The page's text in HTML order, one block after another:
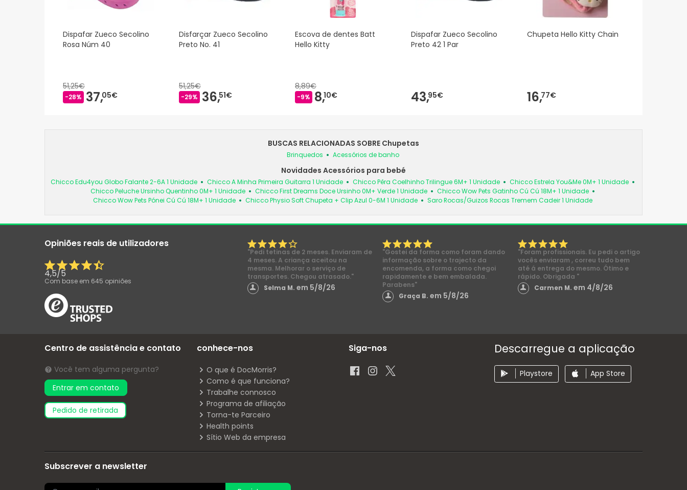
Dispafar Zueco Secolino
Rosa Núm 40
51,25€
-28% 37,05€
Disfarçar Zueco Secolino
Preto No. 41
51,25€
-29% 36,51€
Escova de dentes Batt
Hello Kitty
8,89€
-9% 8,10€
Dispafar Zueco Secolino
Preto 42 1 Par
43,95€
Chupeta Hello Kitty Chain
16,77€
BUSCAS RELACIONADAS SOBRE Chupetas
Brinquedos Acessórios de banho
Novidades Acessórios para bebé
Chicco Edu4you Globo Falante 2-6A 1 Unidade Chicco A Minha Primeira Guitarra 1 Unidade Chicco Pêra Coelhinho Trilingue 6M+ 1 Unidade
Chicco Estrela You&Me 0M+ 1 Unidade
Chicco Peluche Ursinho Quentinho 0M+ 1 Unidade
Chicco First Dreams Doce Ursinho 0M+ Verde 1 Unidade
Chicco Wow Pets Gatinho Cú Cú 18M+ 1 Unidade
Chicco Wow Pets Pónei Cú Cú 18M+ 1 Unidade
Chicco Physio Soft Chupeta + Clip Azul 0-6M 1 Unidade Saro Rocas/Guizos Rocas Tremem Cadeir 1 Unidade
Opiniões reais de utilizadores
4,5/5
Com base em 645 opiniões
"Pedi tetinas de 2 meses. Enviaram de
4 meses. A criança aceitou na
mesma. Melhorar o serviço de
transportes. Chegou atrasado."
Selma M. em 5/8/26
"Gostei da forma como foram dando
informação sobre o trajecto da
encomenda, a forma como chegoi
rapidamente e bem embalada.
Parabens"
Graça B.em 5/8/26
"Foram profissionais. Eu pedi o artigo
vocês enviaram , correu tudo bem
até á entrega do mesmo. Ótimo e
rápido. Obrigada "
Carmen M. em 4/8/26
Centro de assistência e contato
Você tem alguma pergunta?
Entrar em contato
pedido de retirada
conhece-nos
O que é DocMorris?
Como é que funciona?
Trabalhe connosco
Programa de afiliação
Torna-te Parceiro
Health points
Sítio Web da empresa
Siga-nos Descarregue a aplicação
Playstore App Store
Subscrever a newsletter